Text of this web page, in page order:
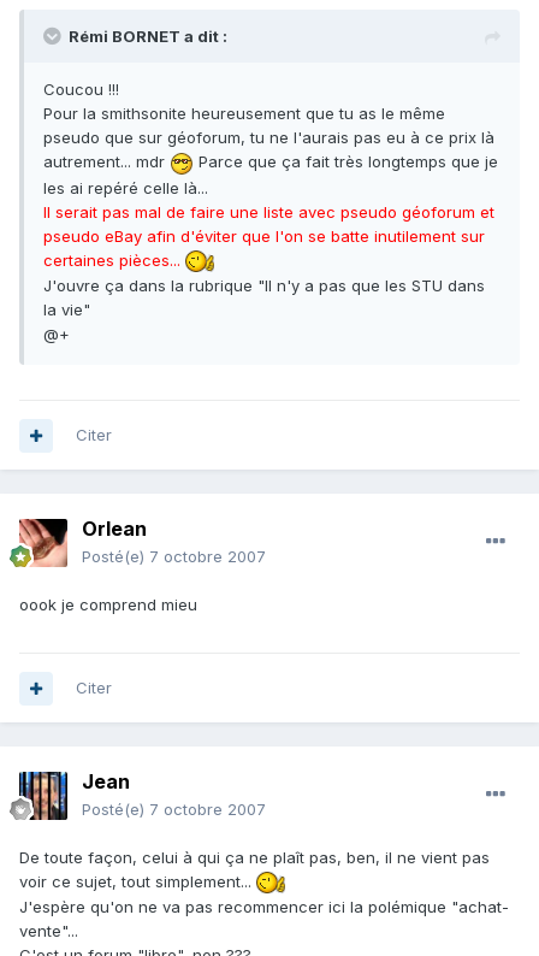
Rémi BORNET a dit :
Coucou !!!
Pour la smithsonite heureusement que tu as le même
pseudo que sur géoforum, tu ne l'aurais pas eu à ce prix là
autrement... mdr
Parce que ça fait très longtemps que je
les ai repéré celle là...
Il serait pas mal de faire une liste avec pseudo géoforum et
pseudo eBay afin d'éviter que l'on se batte inutilement sur
certaines pièces...
J'ouvre ça dans la rubrique "Il n'y a pas que les STU dans
la vie"
@+
Citer
Orlean
Posté(e) 7 octobre 2007
oook je comprend mieu
Citer
Jean
Posté(e) 7 octobre 2007
De toute façon, celui à qui ça ne plaît pas, ben, il ne vient pas
voir ce sujet, tout simplement...
J'espère qu'on ne va pas recommencer ici la polémique "achat-
vente"...